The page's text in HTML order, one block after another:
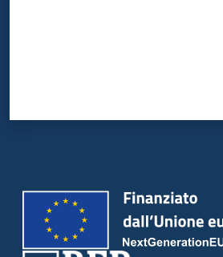
in
Seguici